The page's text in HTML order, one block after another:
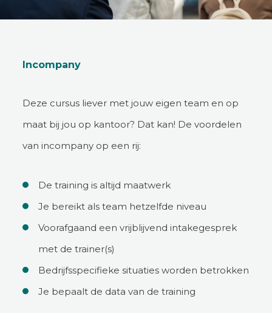
Incompany
Deze cursus liever met jouw eigen team en op
maat bij jou op kantoor? Dat kan! De voordelen
van incompany op een rij:
De training is altijd maatwerk
Je bereikt als team hetzelfde niveau
Voorafgaand een vrijblijvend intakegesprek
met de trainer(s)
Bedrijfsspecifieke situaties worden betrokken
Je bepaalt de data van de training